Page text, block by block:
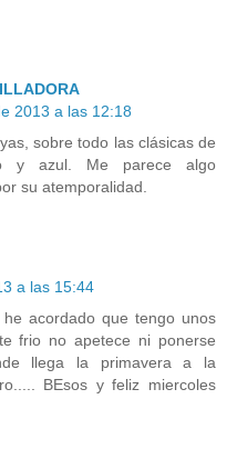
2013 a las 12:18
sobre todo las clásicas de
y azul. Me parece algo
su atemporalidad.
a las 15:44
acordado que tengo unos
frio no apetece ni ponerse
llega la primavera a la
BEsos y feliz miercoles